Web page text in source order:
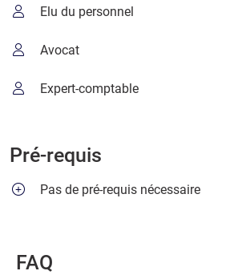
Elu du personnel
Avocat
Expert-comptable
Pré-requis
Pas de pré-requis nécessaire
FAQ